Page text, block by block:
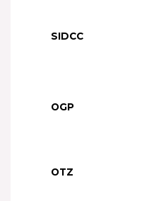
SIDCC
OGP
OTZ